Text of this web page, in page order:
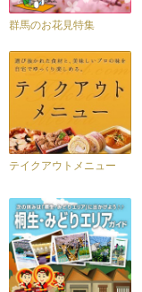
群馬のお花見特集
テイクアウトメニュー